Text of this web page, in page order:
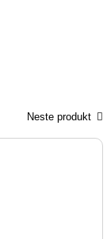
Neste produkt